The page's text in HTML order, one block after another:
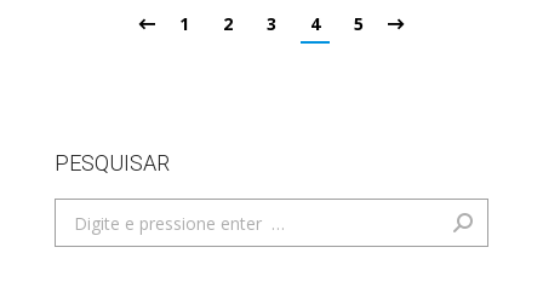
1 2 3 4 5
PESQUISAR
Search: